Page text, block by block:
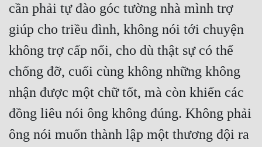
cần phải tự đào góc tường nhà mình trợ
giúp cho triều đình, không nói tới chuyện
không trợ cấp nổi, cho dù thật sự có thể
chống đỡ, cuối cùng không những không
nhận được một chữ tốt, mà còn khiến các
đồng liêu nói ông không đúng. Không phải
ông nói muốn thành lập một thương đội ra